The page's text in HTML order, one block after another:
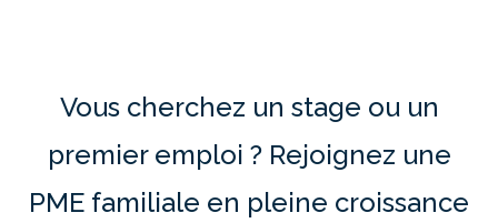
Vous cherchez un stage ou un
premier emploi ? Rejoignez une
PME familiale en pleine croissance